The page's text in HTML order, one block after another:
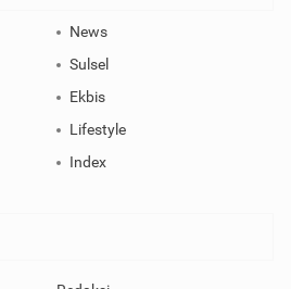
News
Sulsel
Ekbis
Lifestyle
Index